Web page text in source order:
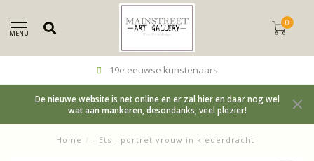
MENU
0
19e eeuwse kunstenaars
De nieuwe website is net online en er zal hier en daar nog wel
wat aan mankeren, desondanks; veel plezier!
Home / - Ets - portret vrouw in klederdracht